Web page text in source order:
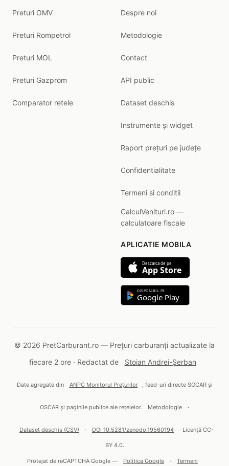
Preturi OMV
Preturi Rompetrol
Preturi MOL
Preturi Gazprom
Comparator retele
Despre noi
Metodologie
Contact
API public
Dataset deschis
Instrumente și widget
Raport prețuri pe județe
Confidentialitate
Termeni si conditii
CalculVenituri.ro —
calculatoare fiscale
APLICATIE MOBILA
Descarca de pe
App Store
DISPONIBIL PE
Google Play
© 2026 PretCarburant.ro — Prețuri carburanți actualizate la
fiecare 2 ore · Redactat de
Stoian Andrei-Șerban
Date agregate din ANPC Monitorul Prețurilor , feed-uri directe SOCAR și
OSCAR și paginile publice ale rețelelor. Metodologie ·
Dataset deschis (CSV) · DOI 10.5281/zenodo.19560194 · Licență CC-
BY 4.0.
Protejat de reCAPTCHA Google — Politica Google · Termeni